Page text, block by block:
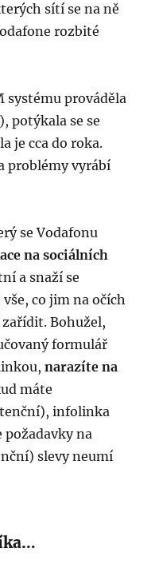
sítí se na ně
rozbité
systému prováděla
potýkala se se
je cca do roka.
problémy vyrábí
se Vodafonu
na sociálních
a snaží se
co jim na očích
Bohužel,
formulář
narazíte na
máte
infolinka
požadavky na
slevy neumí